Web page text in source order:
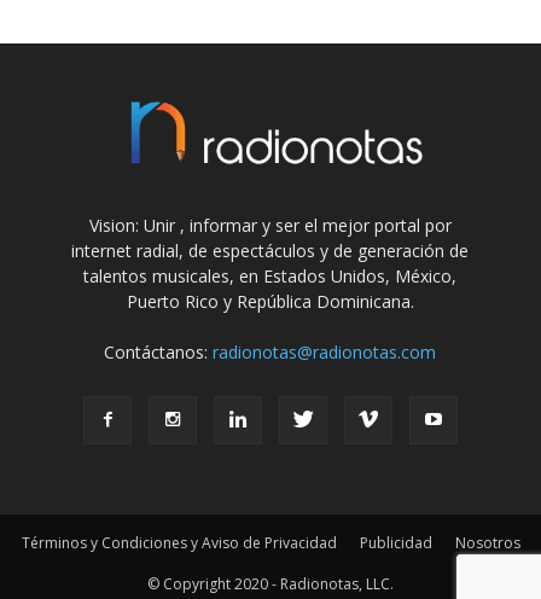
Vision: Unir , informar y ser el mejor portal por
internet radial, de espectáculos y de generación de
talentos musicales, en Estados Unidos, México,
Puerto Rico y República Dominicana.
Contáctanos:radionotas@radionotas.com
Términos y Condiciones y Aviso de Privacidad Publicidad
Nosotros
© Copyright 2020 - Radionotas, LLC.